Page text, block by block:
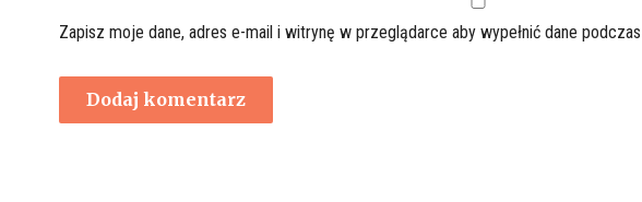
Zapisz moje dane, adres e-mail i witrynę w przeglądarce aby wypełnić dane